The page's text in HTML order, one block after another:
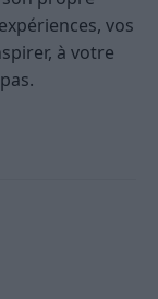
vos
à votre